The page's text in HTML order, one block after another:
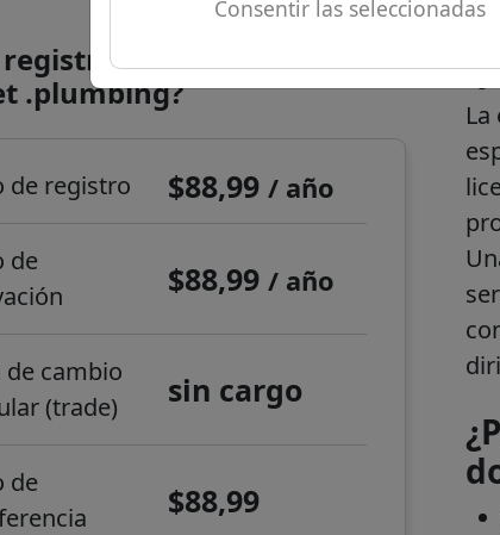
Consentir las seleccionadas
registrar un dominio de
.plumbing?
de registro $88,99/ año
de
$88,99/ año
de cambio
(trade)
sin cargo
de
$88,99